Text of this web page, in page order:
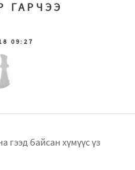
ГАРЧЭЭ
09:27
гээд байсан хүмүүс үз